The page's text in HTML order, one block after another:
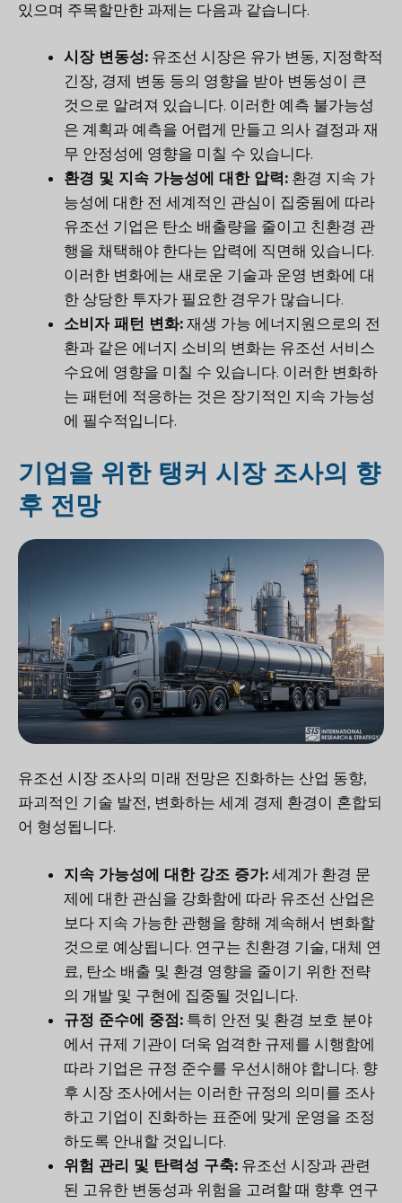
있으며 주목할만한 과제는 다음과 같습니다.
시장 변동성: 유조선 시장은 유가 변동, 지정학적
긴장, 경제 변동 등의 영향을 받아 변동성이 큰
것으로 알려져 있습니다. 이러한 예측 불가능성
은 계획과 예측을 어렵게 만들고 의사 결정과 재
무 안정성에 영향을 미칠 수 있습니다.
환경 및 지속 가능성에 대한 압력: 환경 지속 가
능성에 대한 전 세계적인 관심이 집중됨에 따라
유조선 기업은 탄소 배출량을 줄이고 친환경 관
행을 채택해야 한다는 압력에 직면해 있습니다.
이러한 변화에는 새로운 기술과 운영 변화에 대
한 상당한 투자가 필요한 경우가 많습니다.
소비자 패턴 변화: 재생 가능 에너지원으로의 전
환과 같은 에너지 소비의 변화는 유조선 서비스
수요에 영향을 미칠 수 있습니다. 이러한 변화하
는 패턴에 적응하는 것은 장기적인 지속 가능성
에 필수적입니다.
기업을 위한 탱커 시장 조사의 향
후 전망
유조선 시장 조사의 미래 전망은 진화하는 산업 동향,
파괴적인 기술 발전, 변화하는 세계 경제 환경이 혼합되
어 형성됩니다.
지속 가능성에 대한 강조 증가: 세계가 환경 문
제에 대한 관심을 강화함에 따라 유조선 산업은
보다 지속 가능한 관행을 향해 계속해서 변화할
것으로 예상됩니다. 연구는 친환경 기술, 대체 연
료, 탄소 배출 및 환경 영향을 줄이기 위한 전략
의 개발 및 구현에 집중될 것입니다.
규정 준수에 중점: 특히 안전 및 환경 보호 분야
에서 규제 기관이 더욱 엄격한 규제를 시행함에
따라 기업은 규정 준수를 우선시해야 합니다. 향
후 시장 조사에서는 이러한 규정의 의미를 조사
하고 기업이 진화하는 표준에 맞게 운영을 조정
하도록 안내할 것입니다.
위험 관리 및 탄력성 구축: 유조선 시장과 관련
된 고유한 변동성과 위험을 고려할 때 향후 연구